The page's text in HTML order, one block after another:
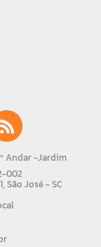
Andar -Jardim
002
São José - SC